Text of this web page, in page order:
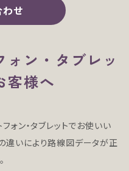
わせ
ン・タブレッ
客様へ
ォン・タブレットでお使いい
違いにより路線図データが正